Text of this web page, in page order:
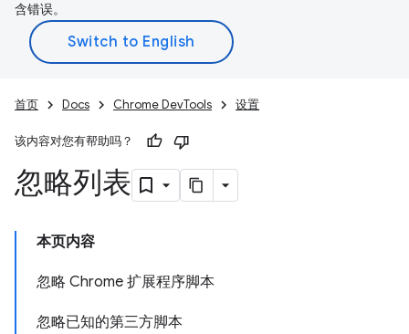
含错误。
首页 Docs Chrome DevTools 设置
该内容对您有帮助吗？
忽略列表
本页内容
忽略 Chrome 扩展程序脚本
忽略已知的第三方脚本